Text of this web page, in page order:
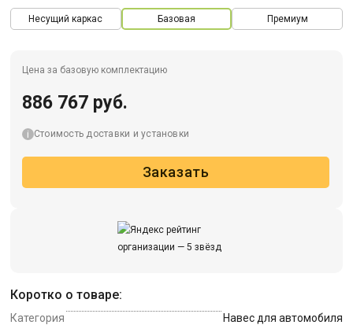
Несущий каркас Базовая Премиум
Коротко о товаре:
Категория Навес для автомобиля
Цена за базовую комплектацию
886 767 руб.
Стоимость доставки и установки
Заказать